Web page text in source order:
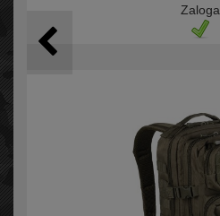
Zaloga